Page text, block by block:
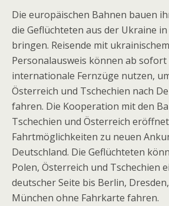
Die europäischen Bahnen bauen
die Geflüchteten aus der Ukraine
bringen. Reisende mit
Personalausweis können ab sofort
internationale Fernzüge nutzen,
Österreich und Tschechien nach
fahren. Die Kooperation mit den
Tschechien und Österreich
Fahrtmöglichkeiten zu neuen
Deutschland. Die Geflüchteten
Polen, Österreich und Tschechien
deutscher Seite bis Berlin,
München ohne Fahrkarte fahren.